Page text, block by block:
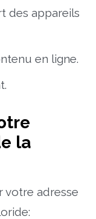
des appareils
en ligne.
la
votre adresse